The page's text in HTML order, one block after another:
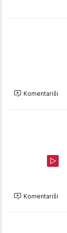
Komentariši
Komentariši